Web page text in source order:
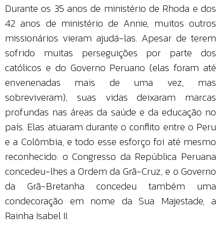
Durante os 35 anos de ministério de Rhoda e dos
42 anos de ministério de Annie, muitos outros
missionários vieram ajudá-las. Apesar de terem
sofrido muitas perseguições por parte dos
católicos e do Governo Peruano (elas foram até
envenenadas mais de uma vez, mas
sobreviveram), suas vidas deixaram marcas
profundas nas áreas da saúde e da educação no
país. Elas atuaram durante o conflito entre o Peru
e a Colômbia, e todo esse esforço foi até mesmo
reconhecido: o Congresso da República Peruana
concedeu-lhes a Ordem da Grã-Cruz, e o Governo
da Grã-Bretanha concedeu também uma
condecoração em nome da Sua Majestade, a
Rainha Isabel II.